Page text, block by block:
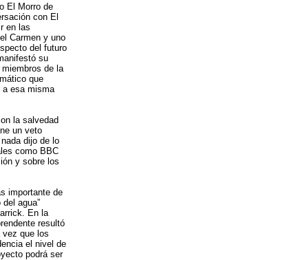
El Morro de
con El
en las
Carmen y uno
del futuro
su
de la
que
a esa misma
la salvedad
un veto
dijo de lo
como BBC
y sobre los
importante de
agua”
En la
resultó
vez que los
el nivel de
podrá ser